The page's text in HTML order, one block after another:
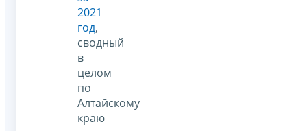
2021
год,
сводный
в
целом
по
Алтайскому
краю